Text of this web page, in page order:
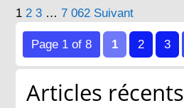
Pagination
des
publications
1 2 3 … 7 062 Suivant
Page 1 of 8 1 2 3
Articles récents